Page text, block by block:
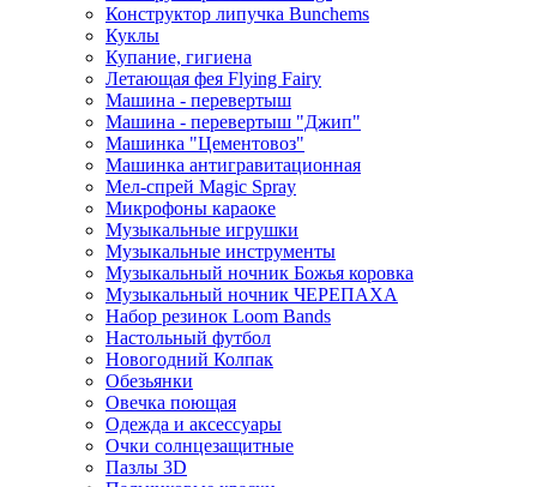
Конструктор липучка Bunchems
Куклы
Купание, гигиена
Летающая фея Flying Fairy
Машина - перевертыш
Машина - перевертыш "Джип"
Машинка "Цементовоз"
Машинка антигравитационная
Мел-спрей Magic Spray
Микрофоны караоке
Музыкальные игрушки
Музыкальные инструменты
Музыкальный ночник Божья коровка
Музыкальный ночник ЧЕРЕПАХА
Набор резинок Loom Bands
Настольный футбол
Новогодний Колпак
Обезьянки
Овечка поющая
Одежда и аксессуары
Очки солнцезащитные
Пазлы 3D